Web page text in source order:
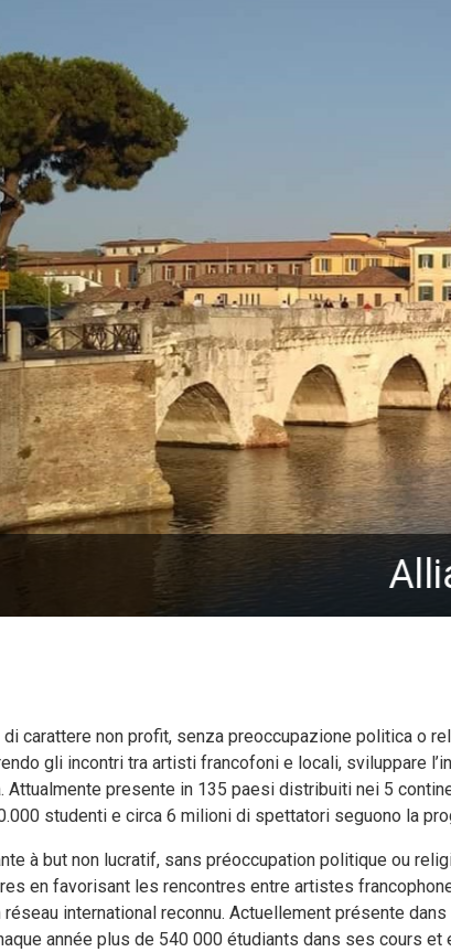
Française Rimini
carattere non profit, senza preoccupazione politica o
gli incontri tra artisti francofoni e locali, sviluppare
presente in 135 paesi distribuiti nei 5
studenti e circa 6 milioni di spettatori seguono la
à but non lucratif, sans préoccupation politique ou
en favorisant les rencontres entre artistes
réseau international reconnu. Actuellement présente
année plus de 540 000 étudiants dans ses cours